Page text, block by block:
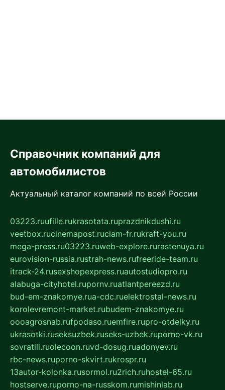
Справочник компаний для
автомобилистов
Актуальный каталог компаний по всей России
03223.ruufille.rukrasotata.ruprazdnikdushi.ru
veetbox.rucinemapost.ruciam-fr.rukraft-you.ru
mega-press.ru03223.ruweb-explore.rurastenuya.ru
eurovision-russia.rustrah-news.rufreeride-team.ru
itrack-24.rusexshopexpress.ruautostudiopro.ru
alabuga-cityhotel.rupornv.ruatlantpereezd.ru
bud-em-znakomye.rua-cdc.ruelektrostal-news.ru
korolevremont-market.rubudem-znakomye.ru
oooagrosnab.rufpodaso.ruemfire.rupro-otdelky.ru
ukrasotki.ruseksuzbek.ruseks-uzbek.ruporno-vk.ru
sovratili.ruolecoon.ruvd-dosug.ruadonyev.ru
rbc-news.ruporno-skvirt.rukrospr.ru
13autor-kolonka.rusormol.ru2rich.ruhostel-65.ru
hostserve.ruporno-na-russkom.rumishinlab.ru